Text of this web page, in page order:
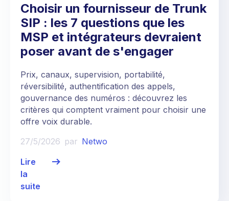
Choisir un fournisseur de Trunk
SIP : les 7 questions que les
MSP et intégrateurs devraient
poser avant de s'engager
Prix, canaux, supervision, portabilité,
réversibilité, authentification des appels,
gouvernance des numéros : découvrez les
critères qui comptent vraiment pour choisir une
offre voix durable.
27/5/2026 par Netwo
Lire
la
suite